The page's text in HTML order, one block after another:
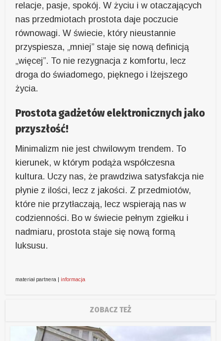
relacje, pasje, spokój. W życiu i w otaczających
nas przedmiotach prostota daje poczucie
równowagi. W świecie, który nieustannie
przyspiesza, „mniej” staje się nową definicją
„więcej”. To nie rezygnacja z komfortu, lecz
droga do świadomego, pięknego i lżejszego
życia.
Prostota gadżetów elektronicznych jako
przyszłość!
Minimalizm nie jest chwilowym trendem. To
kierunek, w którym podąża współczesna
kultura. Uczy nas, że prawdziwa satysfakcja nie
płynie z ilości, lecz z jakości. Z przedmiotów,
które nie przytłaczają, lecz wspierają nas w
codzienności. Bo w świecie pełnym zgiełku i
nadmiaru, prostota staje się nową formą
luksusu.
materiał partnera | informacja
ZOBACZ TEŻ